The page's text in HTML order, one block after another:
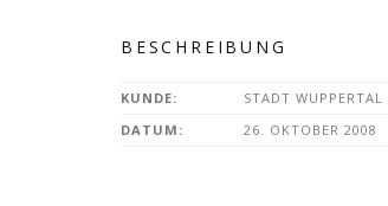
BESCHREIBUNG
KUNDE:
STADT WUPPERTAL
DATUM:
26. OKTOBER 2008